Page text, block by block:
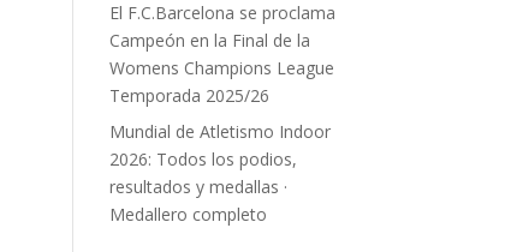
El F.C.Barcelona se proclama
Campeón en la Final de la
Womens Champions League
Temporada 2025/26
Mundial de Atletismo Indoor
2026: Todos los podios,
resultados y medallas ·
Medallero completo